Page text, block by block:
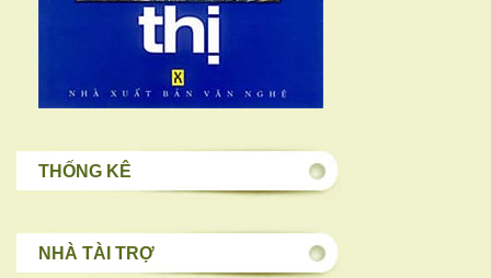
THỐNG KÊ
NHÀ TÀI TRỢ